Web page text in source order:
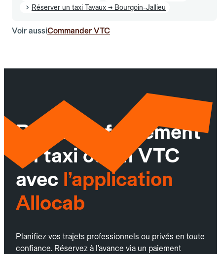
Réserver un taxi Tavaux → Bourgoin-Jallieu
Voir aussiCommander VTC
Réservez facilement
un taxi ou un VTC
avec l’application
Allocab
Planifiez vos trajets professionnels ou privés en toute
confiance. Réservez à l’avance via un paiement